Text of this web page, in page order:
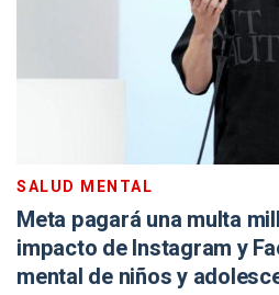
SALUD MENTAL
Meta pagará una multa
impacto de Instagram y
mental de niños y